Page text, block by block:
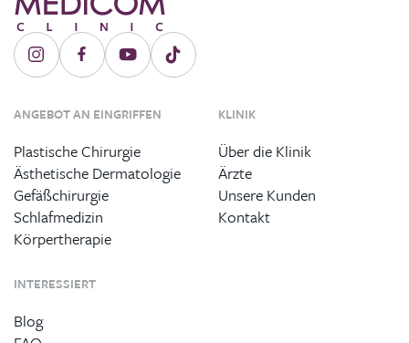
ANGEBOT AN EINGRIFFEN
Plastische Chirurgie
Ästhetische Dermatologie
Gefäßchirurgie
Schlafmedizin
Körpertherapie
KLINIK
Über die Klinik
Ärzte
Unsere Kunden
Kontakt
INTERESSIERT
Blog